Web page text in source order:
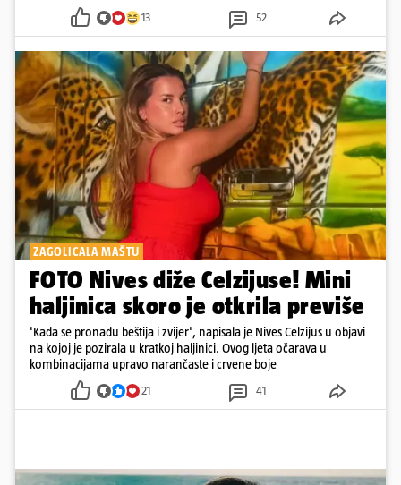
13 52
ZAGOLICALA MAŠTU
FOTO Nives diže Celzijuse! Mini
haljinica skoro je otkrila previše
'Kada se pronađu beštija i zvijer', napisala je Nives Celzijus u objavi
na kojoj je pozirala u kratkoj haljinici. Ovog ljeta očarava u
kombinacijama upravo narančaste i crvene boje
21 41